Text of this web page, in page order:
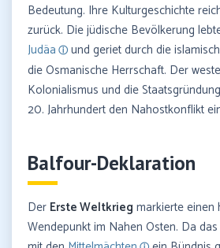
Bedeutung. Ihre Kulturgeschichte
zurück. Die jüdische Bevölkerung
Judäa
und geriet durch die
die Osmanische Herrschaft. Der
Kolonialismus und die
20. Jahrhundert den Nahostkonflikt
Balfour-Deklaration
Der Erste Weltkrieg markierte einen
Wendepunkt im Nahen Osten. Da